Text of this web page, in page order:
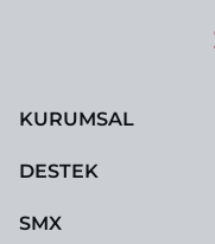
KURUMSAL
DESTEK
SMX